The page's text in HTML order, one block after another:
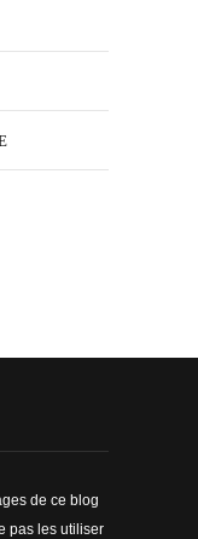
de ce blog
pas les utiliser